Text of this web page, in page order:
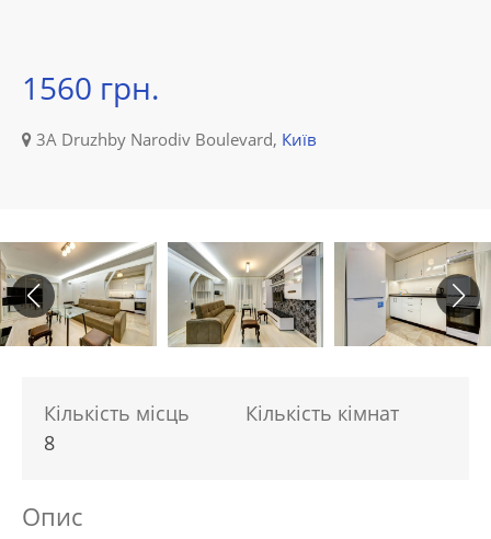
1560 грн.
3А Druzhby Narodiv Boulevard, Київ
Кількість місць
8
Кількість кімнат
Опис